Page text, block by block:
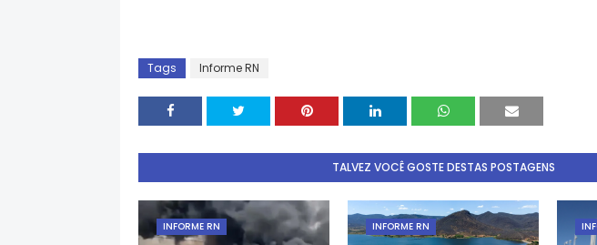
Tags Informe RN
TALVEZ VOCÊ GOSTE DESTAS POSTAGENS
INFORME RN INFORME RN